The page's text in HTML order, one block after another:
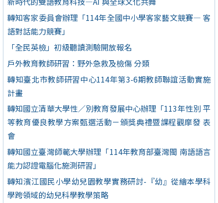
轉知客家委員會辦理「114年全國中小學客家藝文競賽— 客
語對話能力競賽」
「全民英檢」初級聽讀測驗開放報名
戶外教育教師研習：野外急救及檢傷 分類
轉知臺北市教師研習中心114年第3-6期教師聯誼活動實施
計畫
轉知國立清華大學性／別教育發展中心辦理「113年性別 平
等教育優良教學方案甄選活動－頒獎典禮暨課程觀摩發 表
會
轉知國立臺灣師範大學辦理「114年教育部臺灣閩 南語語言
能力認證電腦化施測研習」
轉知濱江國民小學幼兒園教學實務研討-『幼』從繪本學科
學跨領域的幼兒科學教學策略